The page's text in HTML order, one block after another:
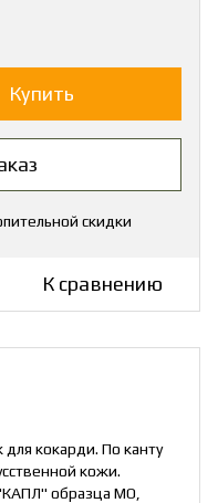
Купить
скидки
К сравнению
кокарди. По канту
кожи.
образца МО,